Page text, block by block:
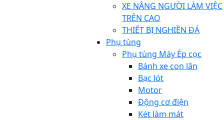
XE NÂNG NGƯỜI LÀM VIỆC
TRÊN CAO
THIẾT BỊ NGHIỀN ĐÁ
Phụ tùng
Phụ tùng Máy Ép cọc
Bánh xe con lăn
Bạc lót
Motor
Động cơ điện
Két làm mát